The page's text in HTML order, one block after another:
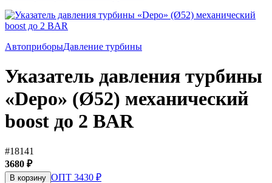
АвтоприборыДавление турбины
Указатель давления турбины
«Depo» (Ø52) механический
boost до 2 BAR
#18141
3680 ₽
В корзину ОПТ 3430 ₽